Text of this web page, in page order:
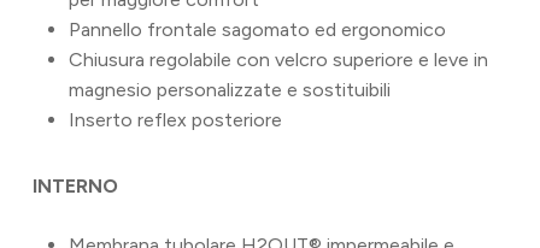
Pannello frontale sagomato ed ergonomico
Chiusura regolabile con velcro superiore e leve in
magnesio personalizzate e sostituibili
Inserto reflex posteriore
INTERNO